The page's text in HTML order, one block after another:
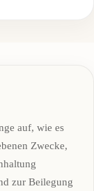
auf, wie es
Zwecke,
zur Beilegung